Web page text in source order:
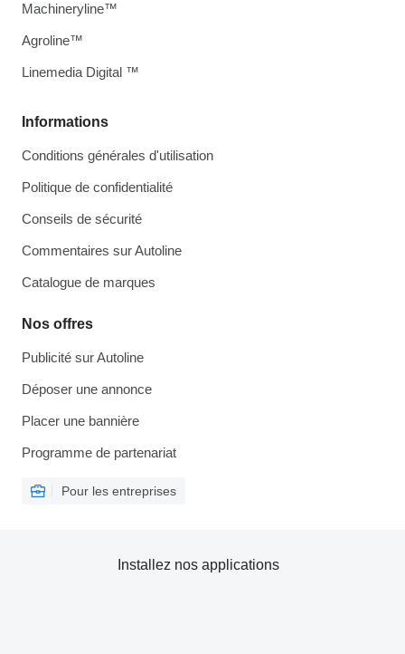
Informations
Conditions générales d'utilisation
Politique de confidentialité
Conseils de sécurité
Commentaires sur Autoline
Catalogue de marques
Nos offres
Publicité sur Autoline
Déposer une annonce
Placer une bannière
Programme de partenariat
Pour les entreprises
Machineryline™
Agroline™
Linemedia Digital ™
Installez nos applications